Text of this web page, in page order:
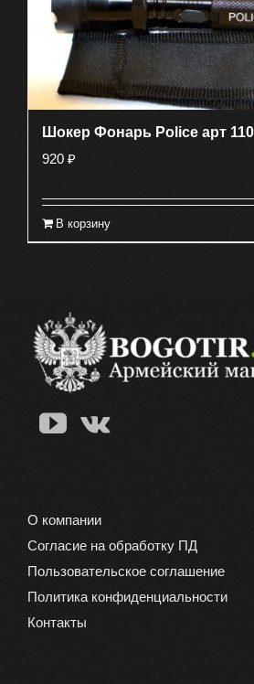
Шокер Фонарь Police арт
920 ₽
В корзину
О компании
Согласие на обработку ПД
Пользовательское соглашение
Политика конфиденциальности
Контакты